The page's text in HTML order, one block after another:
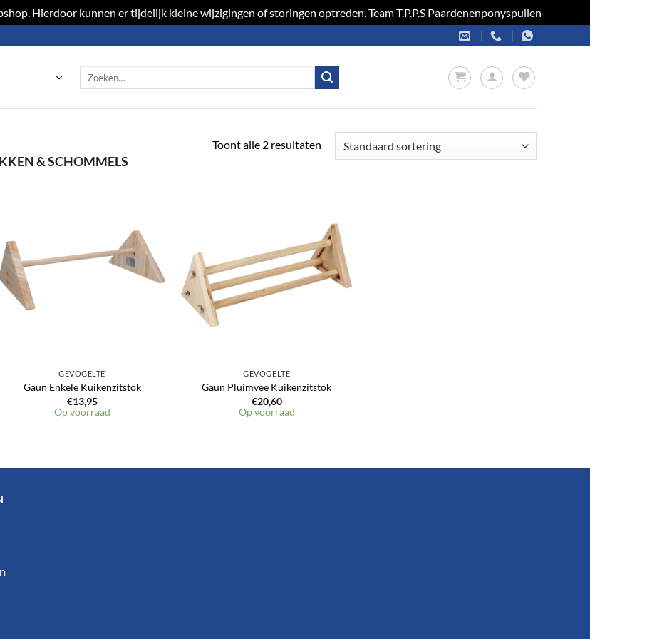
Hierdoor kunnen er tijdelijk kleine wijzigingen of storingen optreden. Team T.P.P.S Paardenenponyspullen
& SCHOMMELS
Toont alle 2 resultaten
Toevoegen
aan
verlanglijst
GEVOGELTE
Gaun Enkele Kuikenzitstok
€13,95
Op voorraad
Toevoegen
aan
verlanglijst
GEVOGELTE
Gaun Pluimvee Kuikenzitstok
€20,60
Op voorraad